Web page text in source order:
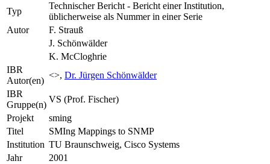
Typ
Technischer Bericht - Bericht einer Institution,
üblicherweise als Nummer in einer Serie
Autor
F. Strauß
J. Schönwälder
K. McCloghrie
IBR
Autor(en)
<>, Dr. Jürgen Schönwälder
IBR
Gruppe(n)
VS (Prof. Fischer)
Projekt
sming
Titel
SMIng Mappings to SNMP
Institution TU Braunschweig, Cisco Systems
Jahr
2001